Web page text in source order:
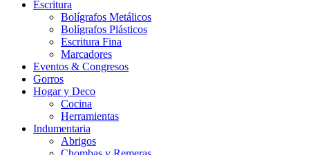
Escritura
Bolígrafos Metálicos
Bolígrafos Plásticos
Escritura Fina
Marcadores
Eventos & Congresos
Gorros
Hogar y Deco
Cocina
Herramientas
Indumentaria
Abrigos